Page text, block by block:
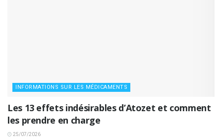
INFORMATIONS SUR LES MÉDICAMENTS
Les 13 effets indésirables d’Atozet et comment
les prendre en charge
25/07/2026